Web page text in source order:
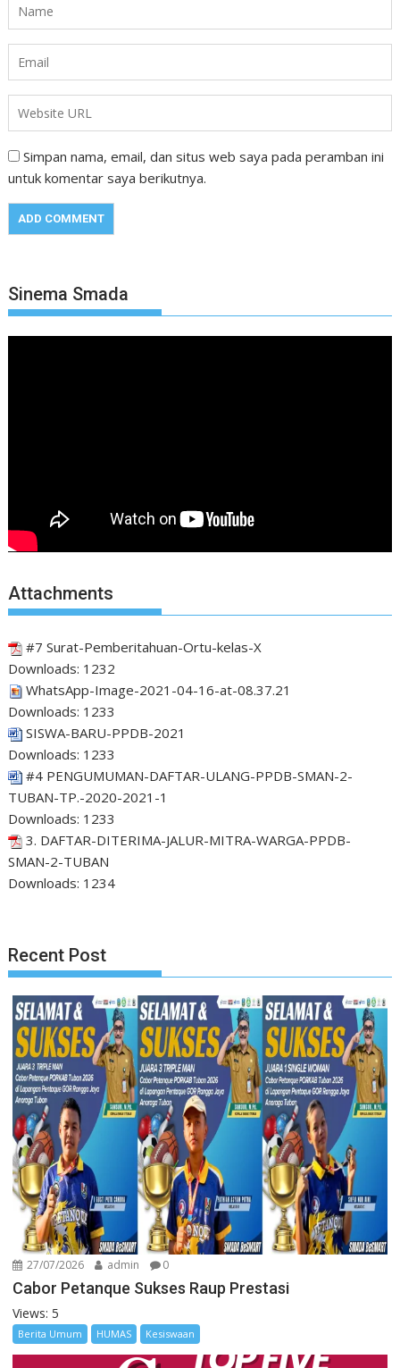
Simpan nama, email, dan situs web saya pada peramban ini
untuk komentar saya berikutnya.
Sinema Smada
Attachments
#7 Surat-Pemberitahuan-Ortu-kelas-X
Downloads: 1232
WhatsApp-Image-2021-04-16-at-08.37.21
Downloads: 1233
SISWA-BARU-PPDB-2021
Downloads: 1233
#4 PENGUMUMAN-DAFTAR-ULANG-PPDB-SMAN-2-
TUBAN-TP.-2020-2021-1
Downloads: 1233
3. DAFTAR-DITERIMA-JALUR-MITRA-WARGA-PPDB-
SMAN-2-TUBAN
Downloads: 1234
Recent Post
27/07/2026 admin 0
Cabor Petanque Sukses Raup Prestasi
Views: 5
Berita Umum HUMAS Kesiswaan